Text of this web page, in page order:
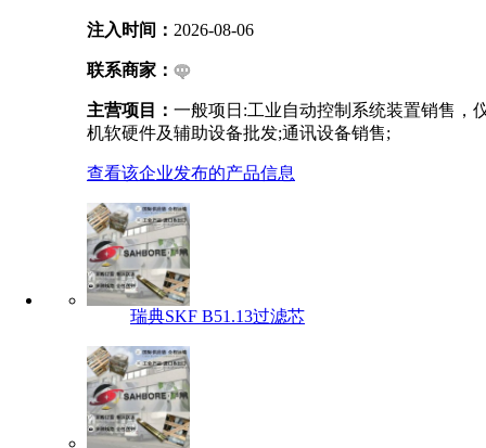
注入时间： 2026-08-06
联系商家：
主营项目： 一般项日:工业自动控制系统装置销售，
机软硬件及辅助设备批发;通讯设备销售;
查看该企业发布的产品信息
瑞典SKF B51.13过滤芯